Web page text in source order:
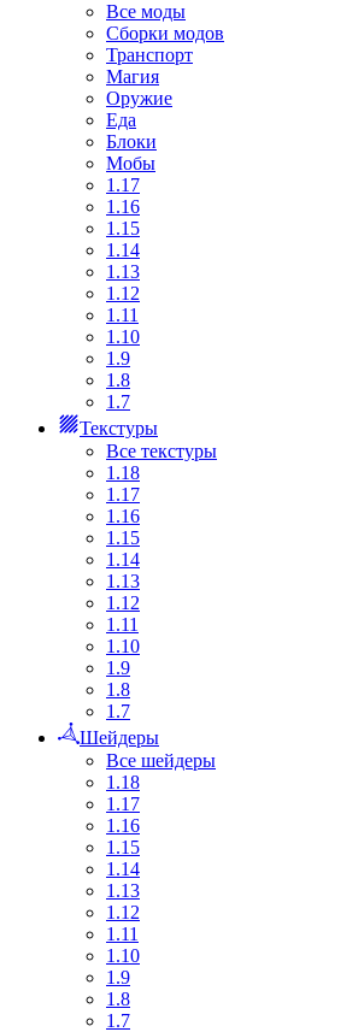
Все моды
Сборки модов
Транспорт
Магия
Оружие
Еда
Блоки
Мобы
1.17
1.16
1.15
1.14
1.13
1.12
1.11
1.10
1.9
1.8
1.7
Текстуры
Все текстуры
1.18
1.17
1.16
1.15
1.14
1.13
1.12
1.11
1.10
1.9
1.8
1.7
Шейдеры
Все шейдеры
1.18
1.17
1.16
1.15
1.14
1.13
1.12
1.11
1.10
1.9
1.8
1.7